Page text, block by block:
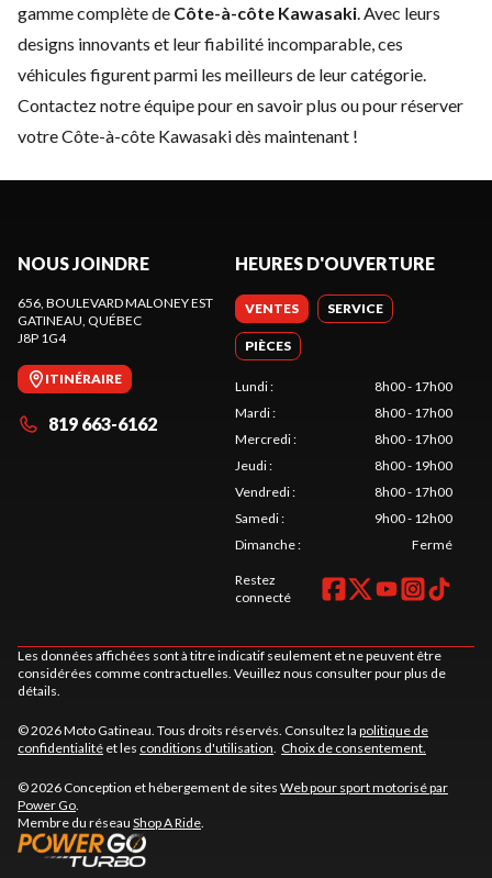
gamme complète de Côte-à-côte Kawasaki . Avec leurs
designs innovants et leur fiabilité incomparable, ces
véhicules figurent parmi les meilleurs de leur catégorie.
Contactez notre équipepour en savoir plus ou pour réserver
votre Côte-à-côte Kawasaki dès maintenant !
NOUS JOINDRE
656, BOULEVARD MALONEY EST
GATINEAU , QUÉBEC
J8P 1G4
ITINÉRAIRE
819 663-6162
HEURES D'OUVERTURE
VENTES SERVICE
PIÈCES
Lundi:
8h00 - 17h00
Mardi:
8h00 - 17h00
Mercredi:
8h00 - 17h00
Jeudi:
8h00 - 19h00
Vendredi:
8h00 - 17h00
Samedi:
9h00 - 12h00
Dimanche: Fermé
Restez
connecté
Les données affichées sont à titre indicatif seulement et ne peuvent être
considérées comme contractuelles. Veuillez nous consulter pour plus de
détails.
© 2026 Moto Gatineau. Tous droits réservés. Consultez la politique de
confidentialité et les conditions d'utilisation Choix de consentement.
© 2026 Conception et hébergement de sites Web pour sport motorisé par
Power Go
Membre du réseau Shop A Ride